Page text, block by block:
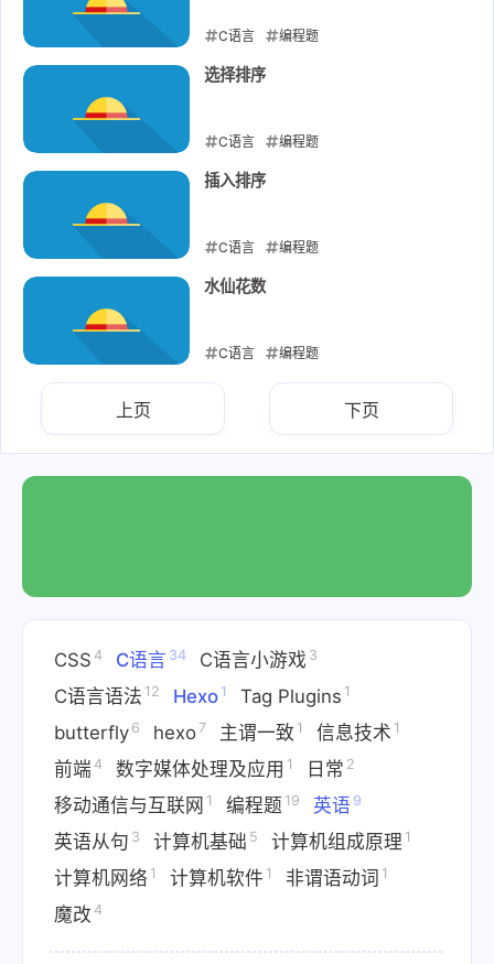
C语言 编程题
2023-02-17
选择排序
C语言 编程题
2023-01-20
插入排序
C语言 编程题
2023-01-20
水仙花数
C语言 编程题
2023-01-16
上页 下页
CSS 4 C语言 34 C语言小游戏 3
C语言语法 12 Hexo 1 Tag Plugins 1
butterfly 6 hexo 7 主谓一致 1 信息技术 1
前端 4 数字媒体处理及应用 1 日常 2
移动通信与互联网 1 编程题 19 英语 9
英语从句 3 计算机基础 5 计算机组成原理 1
计算机网络 1 计算机软件 1 非谓语动词 1
魔改 4